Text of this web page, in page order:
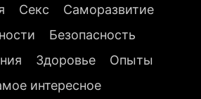
Секс
Саморазвитие
Безопасность
Здоровье
Опыты
интересное